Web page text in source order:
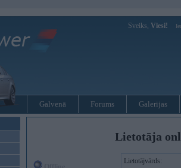
Sveiks, Viesi!
Galvenā Forums Galerijas
Lietotāja
Lietotājvārds: